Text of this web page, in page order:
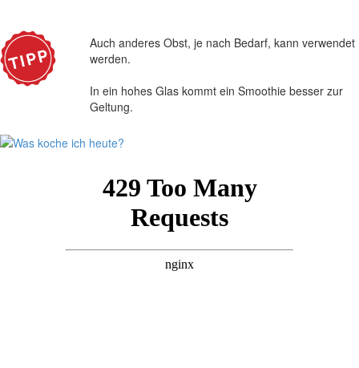
Auch anderes Obst, je nach Bedarf, kann verwendet
werden.
In ein hohes Glas kommt ein Smoothie besser zur
Geltung.